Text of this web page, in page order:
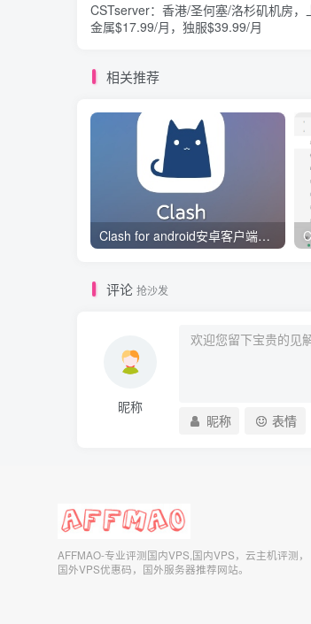
CSTserver：香港/圣何塞/洛杉矶机房
金属$17.99/月，独服$39.99/月
相关推荐
Clash for android安卓客户端保姆级新手使用教程
评论 抢沙发
昵称
昵称 表情
AFFMAO-专业评测国内VPS,国内VPS，云主机评测，
国外VPS优惠码，国外服务器推荐网站。